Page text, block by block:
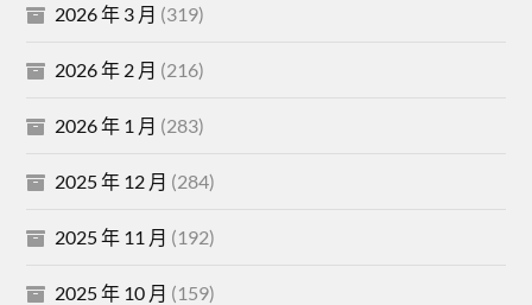
2026 年 3 月 (319)
2026 年 2 月 (216)
2026 年 1 月 (283)
2025 年 12 月 (284)
2025 年 11 月 (192)
2025 年 10 月 (159)